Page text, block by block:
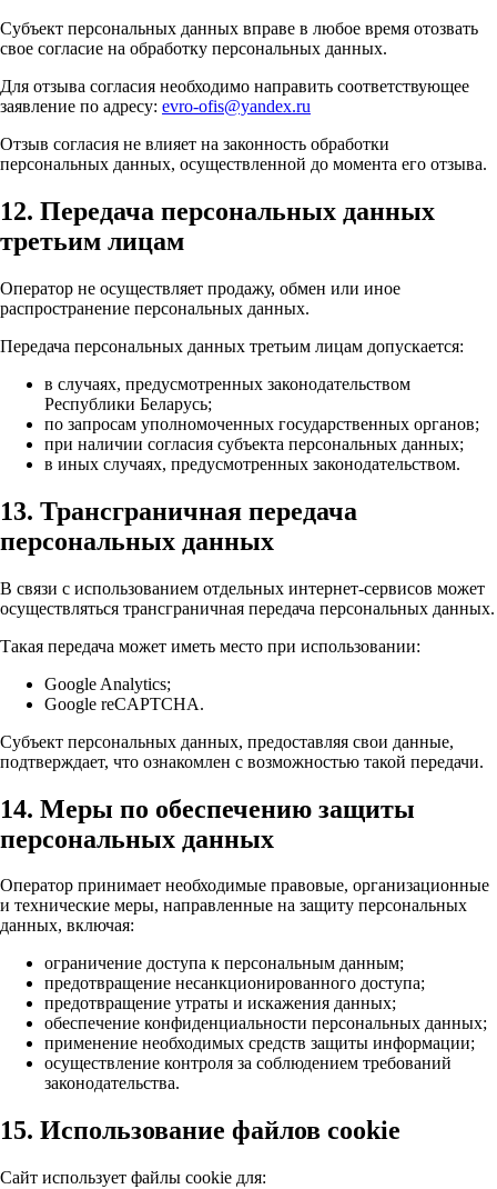
Субъект персональных данных вправе в любое время отозвать
свое согласие на обработку персональных данных.
Для отзыва согласия необходимо направить соответствующее
заявление по адресу: evro-ofis@yandex.ru
Отзыв согласия не влияет на законность обработки
персональных данных, осуществленной до момента его отзыва.
12. Передача персональных данных
третьим лицам
Оператор не осуществляет продажу, обмен или иное
распространение персональных данных.
Передача персональных данных третьим лицам допускается:
в случаях, предусмотренных законодательством
Республики Беларусь;
по запросам уполномоченных государственных органов;
при наличии согласия субъекта персональных данных;
в иных случаях, предусмотренных законодательством.
13. Трансграничная передача
персональных данных
В связи с использованием отдельных интернет-сервисов может
осуществляться трансграничная передача персональных данных.
Такая передача может иметь место при использовании:
Google Analytics;
Google reCAPTCHA.
Субъект персональных данных, предоставляя свои данные,
подтверждает, что ознакомлен с возможностью такой передачи.
14. Меры по обеспечению защиты
персональных данных
Оператор принимает необходимые правовые, организационные
и технические меры, направленные на защиту персональных
данных, включая:
ограничение доступа к персональным данным;
предотвращение несанкционированного доступа;
предотвращение утраты и искажения данных;
обеспечение конфиденциальности персональных данных;
применение необходимых средств защиты информации;
осуществление контроля за соблюдением требований
законодательства.
15. Использование файлов cookie
Сайт использует файлы cookie для: